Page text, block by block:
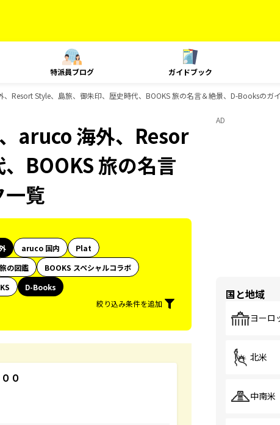
特派員ブログ ガイドブック
Resort Style、島旅、御朱印、歴史時代、BOOKS 旅の名言＆絶景、D-Booksのガ
aruco 海外、Resor
BOOKS 旅の名言
覧
aruco 国内
Plat
旅の図鑑
BOOKS スペシャルコラボ
D-Books
絞り込み条件を追加
０
AD
国と地域
ヨーロ
北米
中南米